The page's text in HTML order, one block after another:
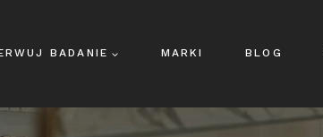
BADANIE MARKI BLOG